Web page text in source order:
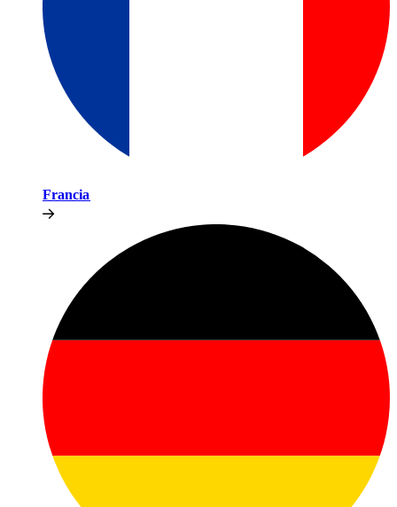
Francia​​